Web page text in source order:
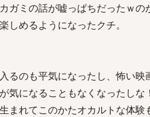
ガミの話が嘘っぱちだったｗの
しめるようになったクチ。
るのも平気になったし、怖い映
気になることもなくなったしな！
まれてこのかたオカルトな体験